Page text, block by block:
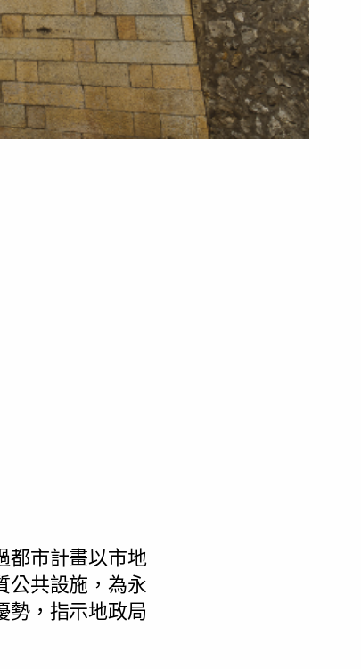
都市計畫以市地
公共設施，為永
勢，指示地政局